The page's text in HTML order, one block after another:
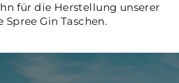
für die Herstellung unserer
Spree Gin Taschen.